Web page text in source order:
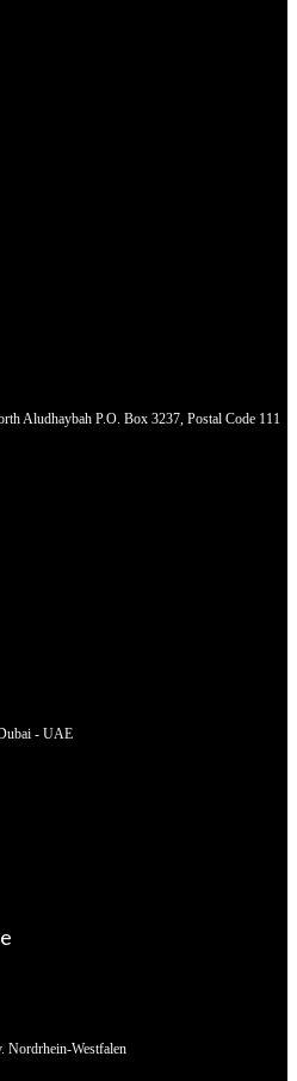
Aludhaybah P.O. Box 3237, Postal Code 111
- UAE
Nordrhein-Westfalen